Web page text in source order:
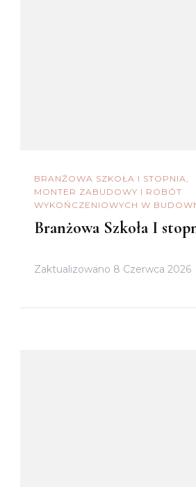
BRANŻOWA SZKOŁA I STOPNIA
MONTER ZABUDOWY I ROBÓT
WYKOŃCZENIOWYCH W
Branżowa Szkoła I
Zaktualizowano 8 Czerwca 2026